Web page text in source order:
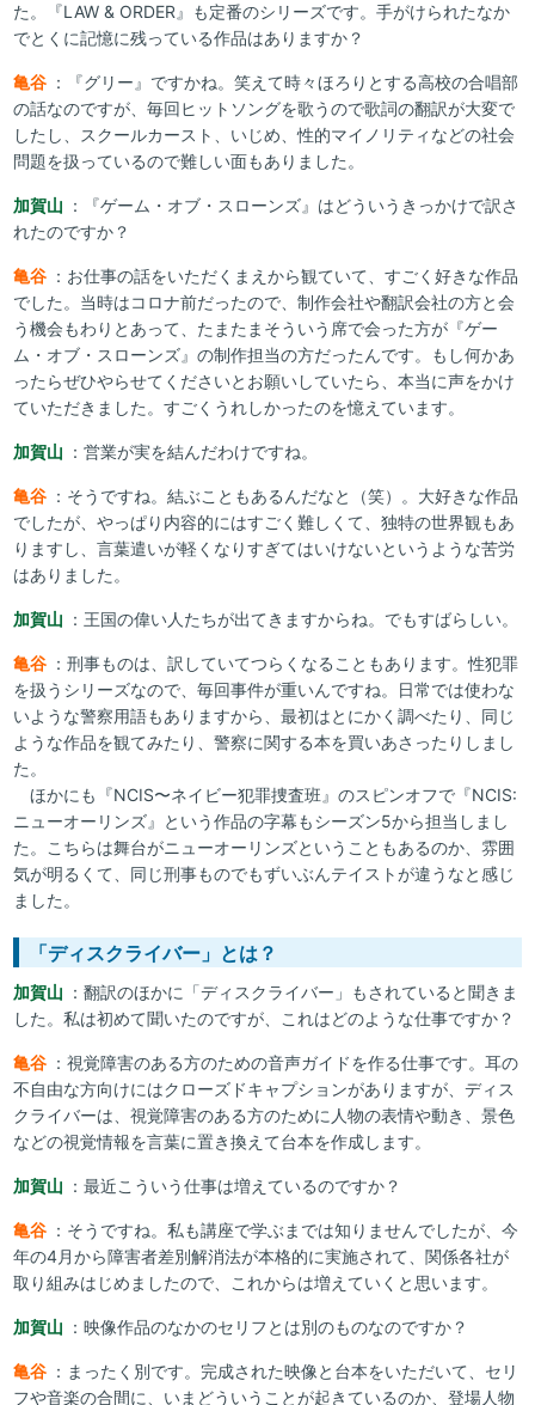
た。『LAW & ORDER』も定番のシリーズです。手がけられたなか
でとくに記憶に残っている作品はありますか？
亀谷 ：『グリー』ですかね。笑えて時々ほろりとする高校の合唱部
の話なのですが、毎回ヒットソングを歌うので歌詞の翻訳が大変で
したし、スクールカースト、いじめ、性的マイノリティなどの社会
問題を扱っているので難しい面もありました。
加賀山 ：『ゲーム・オブ・スローンズ』はどういうきっかけで訳さ
れたのですか？
亀谷 ：お仕事の話をいただくまえから観ていて、すごく好きな作品
でした。当時はコロナ前だったので、制作会社や翻訳会社の方と会
う機会もわりとあって、たまたまそういう席で会った方が『ゲー
ム・オブ・スローンズ』の制作担当の方だったんです。もし何かあ
ったらぜひやらせてくださいとお願いしていたら、本当に声をかけ
ていただきました。すごくうれしかったのを憶えています。
加賀山 ：営業が実を結んだわけですね。
亀谷 ：そうですね。結ぶこともあるんだなと（笑）。大好きな作品
でしたが、やっぱり内容的にはすごく難しくて、独特の世界観もあ
りますし、言葉遣いが軽くなりすぎてはいけないというような苦労
はありました。
加賀山 ：王国の偉い人たちが出てきますからね。でもすばらしい。
亀谷 ：刑事ものは、訳していてつらくなることもあります。性犯罪
を扱うシリーズなので、毎回事件が重いんですね。日常では使わな
いような警察用語もありますから、最初はとにかく調べたり、同じ
ような作品を観てみたり、警察に関する本を買いあさったりしまし
た。
ほかにも『NCIS〜ネイビー犯罪捜査班』のスピンオフで『NCIS:
ニューオーリンズ』という作品の字幕もシーズン5から担当しまし
た。こちらは舞台がニューオーリンズということもあるのか、雰囲
気が明るくて、同じ刑事ものでもずいぶんテイストが違うなと感じ
ました。
「ディスクライバー」とは？
加賀山 ：翻訳のほかに「ディスクライバー」もされていると聞きま
した。私は初めて聞いたのですが、これはどのような仕事ですか？
亀谷 ：視覚障害のある方のための音声ガイドを作る仕事です。耳の
不自由な方向けにはクローズドキャプションがありますが、ディス
クライバーは、視覚障害のある方のために人物の表情や動き、景色
などの視覚情報を言葉に置き換えて台本を作成します。
加賀山 ：最近こういう仕事は増えているのですか？
亀谷 ：そうですね。私も講座で学ぶまでは知りませんでしたが、今
年の4月から障害者差別解消法が本格的に実施されて、関係各社が
取り組みはじめましたので、これからは増えていくと思います。
加賀山 ：映像作品のなかのセリフとは別のものなのですか？
亀谷 ：まったく別です。完成された映像と台本をいただいて、セリ
フや音楽の合間に、いまどういうことが起きているのか、登場人物